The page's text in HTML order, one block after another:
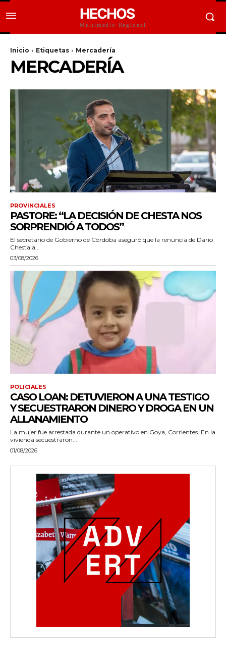
HECHOS
Multimedio Regional
Inicio Etiquetas Mercadería
MERCADERÍA
PROVINCIALES
PASTORE: “LA DECISIÓN DE CHESTA NOS
SORPRENDIÓ A TODOS”
El secretario de Gobierno de Córdoba aseguró que la renuncia de Darío
Chesta a...
03/08/2026
POLICIALES
CASO LOAN: DETUVIERON A UNA TESTIGO
Y SECUESTRARON DINERO Y DROGA EN UN
ALLANAMIENTO
La mujer fue arrestada durante un operativo en Goya, Corrientes. En la
vivienda secuestraron...
01/08/2026